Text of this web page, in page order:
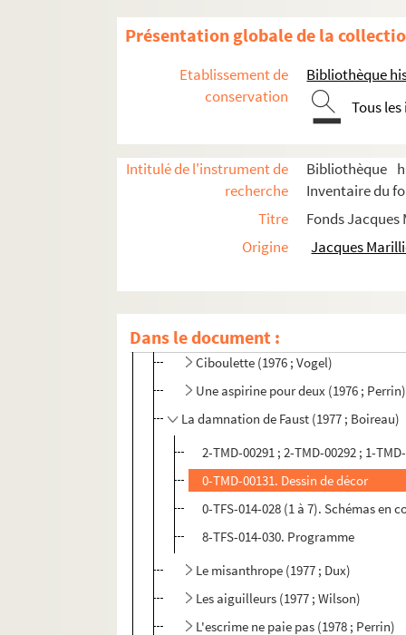
Présentation globale de la
Etablissement de
conservation
Bibliothèque
Tous
Intitulé de l'instrument de
recherche
Bibliothèque
Inventaire du
Titre
Fonds
Origine
Jacques
Dans le document :
Le bossu (1973 ; Duval)
Le médecin volant (1973 ; Perrin)
Série blême (1973 ; Vitaly)
Et à la fin était le bang (1974 ; Franck)
Turandot (1974 ; Boireau)
Peau de vache (1975 ; Charon)
La dame blanche (1975 ; Giuliano)
Tutti-frutti (1975 ; Perrin)
Ciboulette (1976 ; Vogel)
Une aspirine pour deux (1976 ; Perrin)
La damnation de Faust (1977 ; Boireau)
2-TMD-00291 ; 2-TMD-00292 ; 1-
0-TMD-00131. Dessin de décor
0-TFS-014-028 (1 à 7). Schémas en
8-TFS-014-030. Programme
Le misanthrope (1977 ; Dux)
Les aiguilleurs (1977 ; Wilson)
L'escrime ne paie pas (1978 ; Perrin)